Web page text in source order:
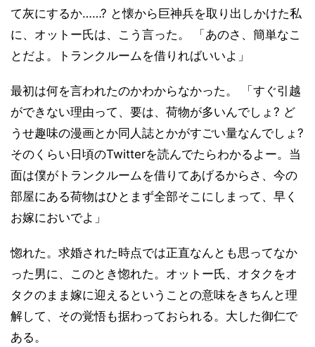
て灰にするか……? と懐から巨神兵を取り出しかけた私
に、オットー氏は、こう言った。 「あのさ、簡単なこ
とだよ。トランクルームを借りればいいよ」
最初は何を言われたのかわからなかった。 「すぐ引越
ができない理由って、要は、荷物が多いんでしょ? ど
うせ趣味の漫画とか同人誌とかがすごい量なんでしょ?
そのくらい日頃のTwitterを読んでたらわかるよー。当
面は僕がトランクルームを借りてあげるからさ、今の
部屋にある荷物はひとまず全部そこにしまって、早く
お嫁においでよ」
惚れた。求婚された時点では正直なんとも思ってなか
った男に、このとき惚れた。オットー氏、オタクをオ
タクのまま嫁に迎えるということの意味をきちんと理
解して、その覚悟も据わっておられる。大した御仁で
ある。